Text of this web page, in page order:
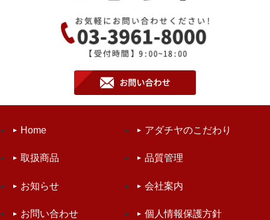
Home アダチヤのこだわり
取扱商品 品質管理
お知らせ 会社案内
お問い合わせ 個人情報保護方針